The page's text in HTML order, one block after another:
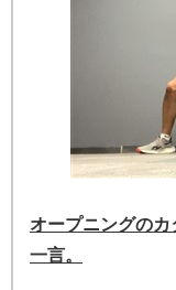
オープニングの
一言。